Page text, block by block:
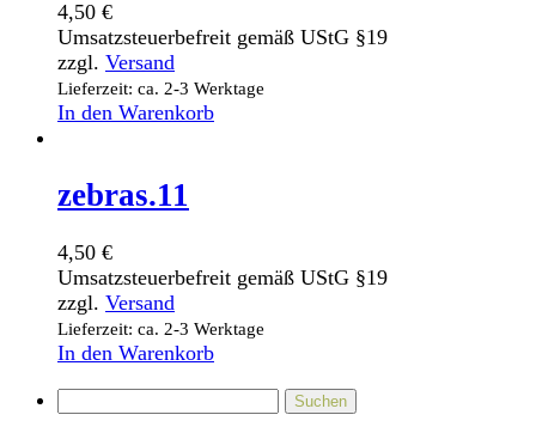
4,50 €
Umsatzsteuerbefreit gemäß UStG §19
zzgl. Versand
Lieferzeit: ca. 2-3 Werktage
In den Warenkorb
zebras.11
4,50 €
Umsatzsteuerbefreit gemäß UStG §19
zzgl. Versand
Lieferzeit: ca. 2-3 Werktage
In den Warenkorb